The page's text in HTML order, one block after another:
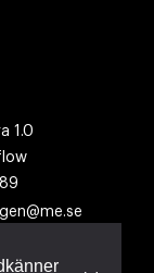
1.0